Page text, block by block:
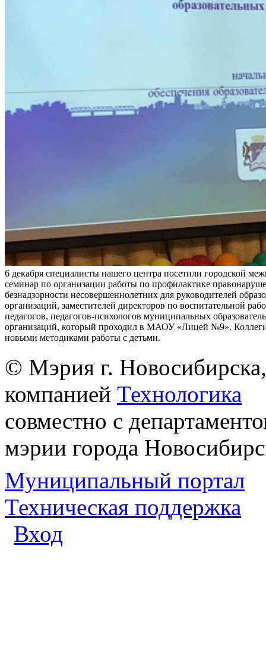
6 декабря специалисты нашего центра посетили городской
семинар по организации работы по профилактике
безнадзорности несовершеннолетних для руководителей
организаций, заместителей директоров по воспитательной
педагогов, педагогов-психологов муниципальных
организаций, который проходил в МАОУ «Лицей №9».
новыми методиками работы с детьми.
© Мэрия г.
компанией Технологика
совместно с
мэрии города
Муниципальный портал
Техническая поддержка
Вход